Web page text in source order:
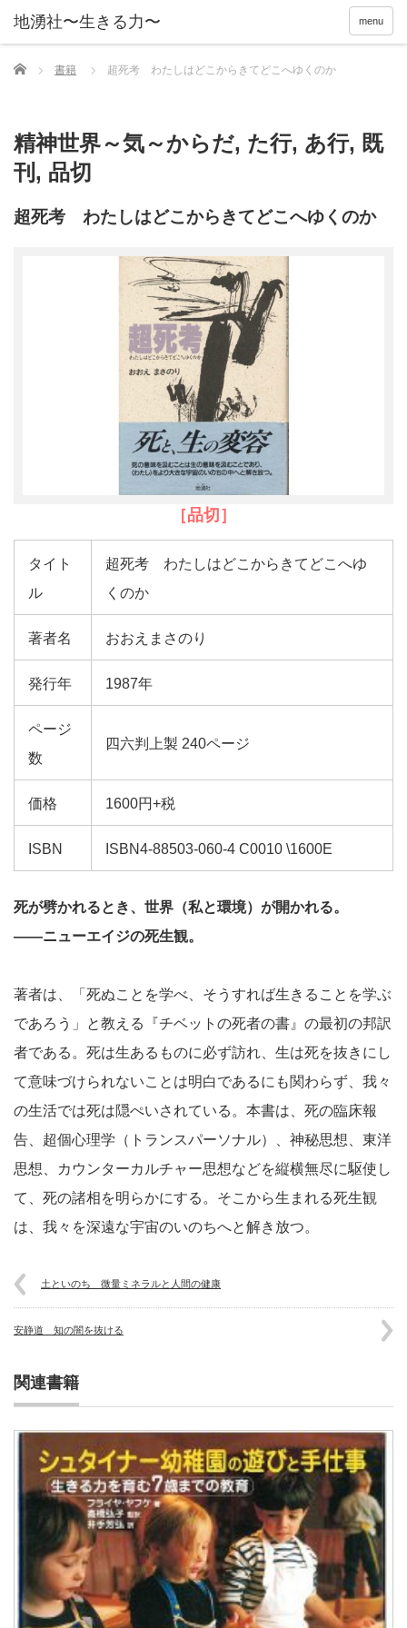
menu
Home 書籍 超死考 わたしはどこからきてどこへゆくのか
精神世界～気～からだ, た行, あ行, 既
刊 , 品切
超死考 わたしはどこからきてどこへゆくのか
［品切］
タイト
ル
超死考 わたしはどこからきてどこへゆ
くのか
著者名 おおえまさのり
発行年 1987年
ページ
数
四六判上製 240ページ
価格 1600円+税
ISBN ISBN4-88503-060-4 C0010 \1600E
死が劈かれるとき、世界（私と環境）が開かれる。
――ニューエイジの死生観。
著者は、「死ぬことを学べ、そうすれば生きることを学ぶ
であろう」と教える『チベットの死者の書』の最初の邦訳
者である。死は生あるものに必ず訪れ、生は死を抜きにし
て意味づけられないことは明白であるにも関わらず、我々
の生活では死は隠ぺいされている。本書は、死の臨床報
告、超個心理学（トランスパーソナル）、神秘思想、東洋
思想、カウンターカルチャー思想などを縦横無尽に駆使し
て、死の諸相を明らかにする。そこから生まれる死生観
は、我々を深遠な宇宙のいのちへと解き放つ。
土といのち 微量ミネラルと人間の健康
安静道 知の闇を抜ける
関連書籍